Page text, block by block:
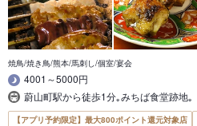
焼鳥/焼き鳥/熊本/馬刺し/個室/宴会
4001～5000円
蔚山町駅から徒歩1分｡みちば食堂跡地｡
【アプリ予約限定】最大800ポイント還元対象店